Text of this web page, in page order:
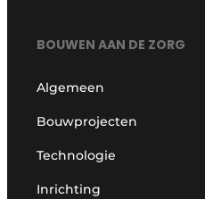
BOUWEN AAN DE ZORG
Algemeen
Bouwprojecten
Technologie
Inrichting